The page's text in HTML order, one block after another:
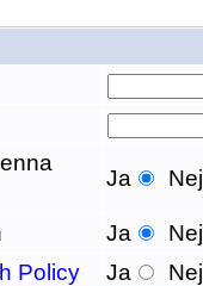
Ja Nej
Ja
Nej
Policy Ja Nej